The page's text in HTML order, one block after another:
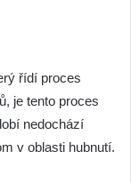
řídí proces
je tento proces
nedochází
v oblasti hubnutí.